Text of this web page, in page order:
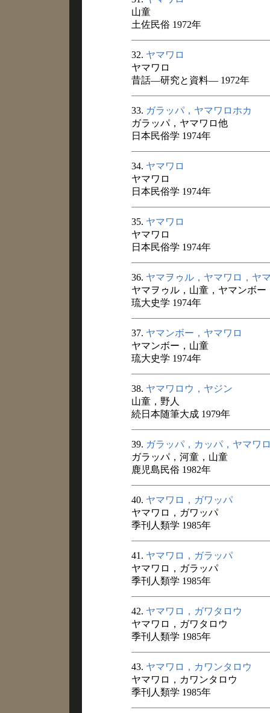
山童
土佐民俗 1972年
32. ヤマワロ
ヤマワロ
昔話―研究と資料― 1972年
33. ガラッパ，ヤマワロホカ
ガラッパ，ヤマワロ他
日本民俗学 1974年
34. ヤマワロ
ヤマワロ
日本民俗学 1974年
35. ヤマワロ
ヤマワロ
日本民俗学 1974年
36. ヤマヲゥル，ヤマワロ，ヤ
ヤマヲゥル，山童，ヤマンボー
琉大史学 1974年
37. ヤマンボー，ヤマワロ
ヤマンボー，山童
琉大史学 1974年
38. ヤマワロウ，ヤジン
山童，野人
続日本随筆大成 1979年
39. ガラッパ，カッパ，ヤマワ
ガラッパ，河童，山童
鹿児島民俗 1982年
40. ヤマワロ，ガワッパ
ヤマワロ，ガワッパ
季刊人類学 1985年
41. ヤマワロ，ガラッパ
ヤマワロ，ガラッパ
季刊人類学 1985年
42. ヤマワロ，ガワタロウ
ヤマワロ，ガワタロウ
季刊人類学 1985年
43. ヤマワロ，カワンタロウ
ヤマワロ，カワンタロウ
季刊人類学 1985年